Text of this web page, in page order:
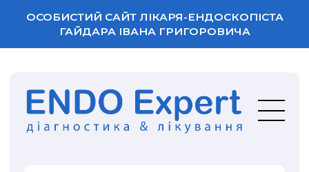
ОСОБИСТИЙ САЙТ ЛІКАРЯ-ЕНДОСКОПІСТА
ГАЙДАРА ІВАНА ГРИГОРОВИЧА